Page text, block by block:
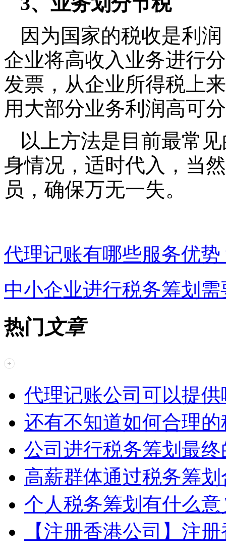
因为国家的税收是利
企业将高收入业务进行
发票，从企业所得税上
用大部分业务利润高可
以上方法是目前最常
身情况，适时代入，当
员，确保万无一失。
代理记账有哪些服务优势
中小企业进行税务筹划
热门 文章
代理记账公司可以提
还有不知道如何合理
公司进行税务筹划最
高薪群体通过税务筹
个人税务筹划有什么意
【注册香港公司】注